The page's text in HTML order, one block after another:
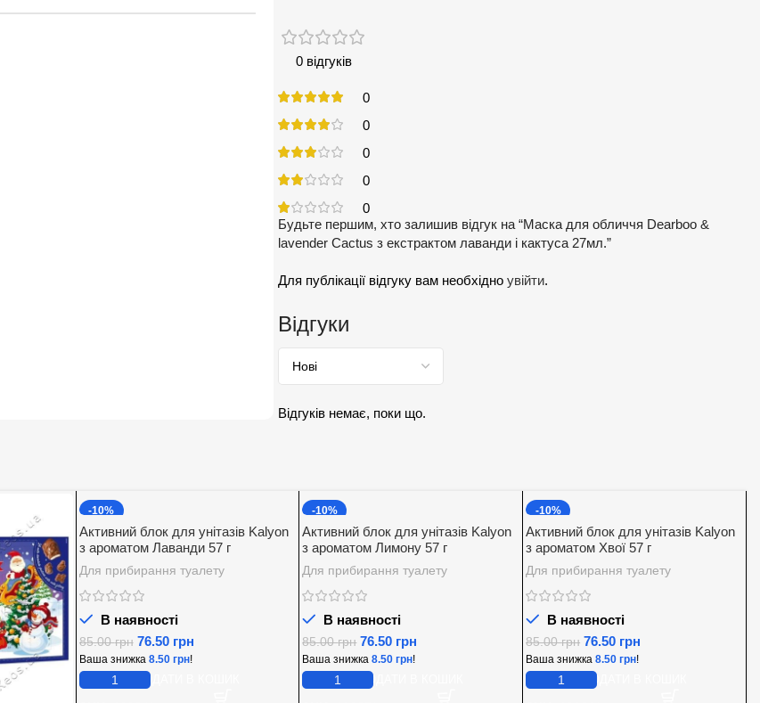
0 відгуків
0
0
0
0
0
Відгуки
Відгуків немає, поки що.
Будьте першим, хто залишив відгук на “Маска для обличчя Dearboo &
lavender Cactus з екстрактом лаванди і кактуса 27мл.”
Для публікації відгуку вам необхідноувійти.
-10%
Активний блок для унітазів Kalyon
з ароматом Лаванди 57 г
Для прибирання туалету
В наявності
85.00грн 76.50 грн
Ваша знижка 8.50 грн!
-10%
Активний блок для унітазів Kalyon
з ароматом Лимону 57 г
Для прибирання туалету
В наявності
85.00грн 76.50 грн
Ваша знижка8.50грн!
-10%
Активний блок для унітазів Kalyon
з ароматом Хвої 57 г
Для прибирання туалету
В наявності
85.00грн 76.50 грн
Ваша знижка8.50грн!